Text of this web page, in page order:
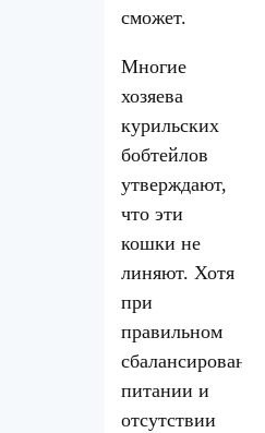
сможет.
Многие
хозяева
курильских
бобтейлов
утверждают,
что эти
кошки не
линяют. Хотя
при
правильном
питании и
отсутствии